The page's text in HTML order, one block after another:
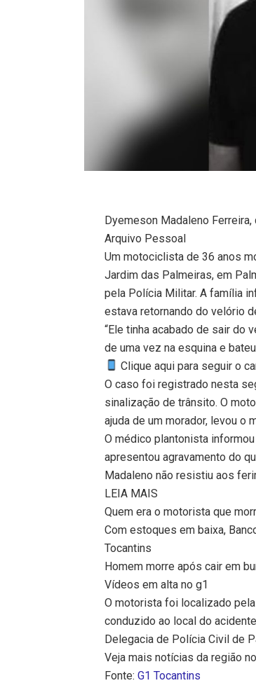
Dyemeson Madaleno Ferreira,
Arquivo Pessoal
Um motociclista de 36 anos
Jardim das Palmeiras, em
pela Polícia Militar. A família
estava retornando do velório
“Ele tinha acabado de sair do
de uma vez na esquina e
Clique aqui para seguir o
O caso foi registrado nesta
sinalização de trânsito. O
ajuda de um morador, levou o
O médico plantonista
apresentou agravamento do
Madaleno não resistiu aos
LEIA MAIS
Quem era o motorista que
Com estoques em baixa,
Tocantins
Homem morre após cair em
Vídeos em alta no g1
O motorista foi localizado
conduzido ao local do
Delegacia de Polícia Civil de
Veja mais notícias da região
Fonte:G1 Tocantins